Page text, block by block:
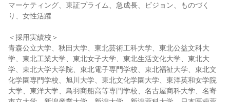
マーケティング、東証プライム、急成長、ビジョン、ものづく
り、女性活躍
＜採用実績校＞
青森公立大学、秋田大学、東北芸術工科大学、東北公益文科大
学、東北工業大学、東北女子大学、東北生活文化大学、東北大
学、東北大学大学院、東北電子専門学校、東北福祉大学、東北文
化学園専門学校、旭川大学、東北文化学園大学、東洋英和女学院
大学、東洋大学、鳥羽商船高等専門学校、名古屋商科大学、名寄